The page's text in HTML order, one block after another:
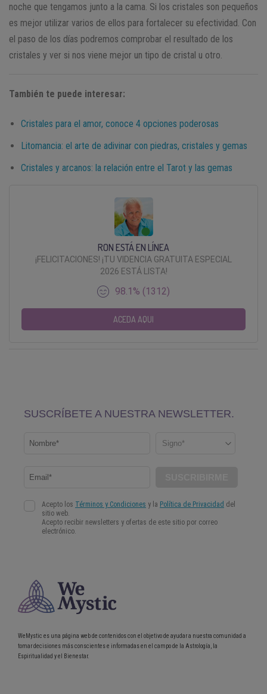
noche que tengamos junto a la cama. Si los cristales son pequeños
es mejor utilizar varios de ellos para fortalecer su efectividad. Con
el paso de los días podremos comprobar el resultado de los
cristales y ver si nos viene mejor un tipo de cristal u otro.
También te puede interesar:
Cristales para el amor, conoce 4 opciones poderosas
Litomancia: el arte de adivinar con piedras, cristales y gemas
Cristales y arcanos: la relación entre el Tarot y las gemas
RON ESTÁ EN LÍNEA
¡FELICITACIONES! ¡TU VIDENCIA GRATUITA ESPECIAL
2026 ESTÁ LISTA!
98.1% (1312)
ACEDA AQUI
WeMystic es una página web de contenidos con el objetivo de ayudar a nuestra comunidad a
tomar decisiones más conscientes e informadas en el campo de la Astrología, la
Espiritualidad y el Bienestar.